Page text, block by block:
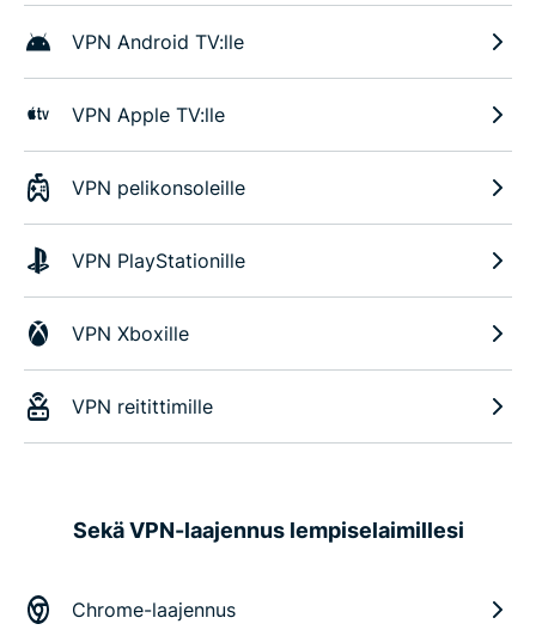
VPN Android TV:lle
VPN Apple TV:lle
VPN pelikonsoleille
VPN PlayStationille
VPN Xboxille
VPN reitittimille
Sekä VPN-laajennus lempiselaimillesi
Chrome-laajennus